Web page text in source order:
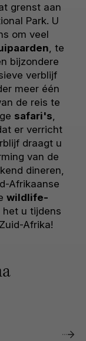
grenst aan
Park. U
om veel
, te
bijzondere
verblijf
meer één
de reis te
safari's,
er verricht
draagt u
van de
dineren,
Afrikaanse
wildlife-
u tijdens
Afrika!